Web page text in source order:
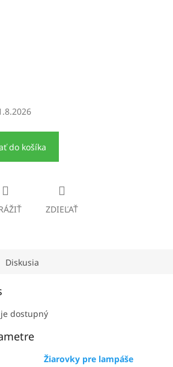
do košíka
ZDIEĽAŤ
Diskusia
dostupný
Žiarovky pre lampáše